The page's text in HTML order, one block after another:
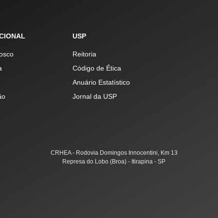
USP
Reitoria
Código de Ética
Anuário Estatístico
Jornal da USP
CRHEA - Rodovia Domingos Innocentini, Km 13
Represa do Lobo (Broa) - Itirapina - SP